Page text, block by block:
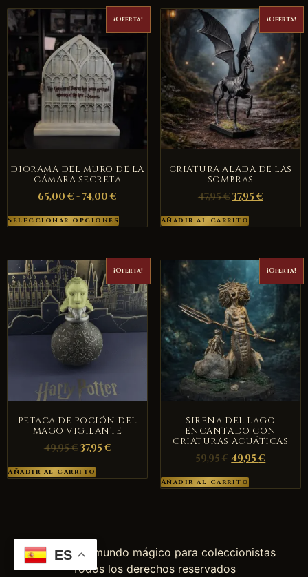
¡Oferta!
DIORAMA DEL MURO DE LA
CÁMARA SECRETA
65,00€ -74,00€
Seleccionar opciones
¡Oferta!
CRIATURA ALADA DE LAS
SOMBRAS
47,95€37,95€
Añadir al carrito
¡Oferta!
PETACA DE POCIÓN DEL
MAGO VIGILANTE
49,95€37,95€
Añadir al carrito
¡Oferta!
SIRENA DEL LAGO
ENCANTADO CON
CRIATURAS ACUÁTICAS
59,95€ 49,95€
Añadir al carrito
Figuras del mundo mágico para coleccionistas
Todos los derechos reservados
ES